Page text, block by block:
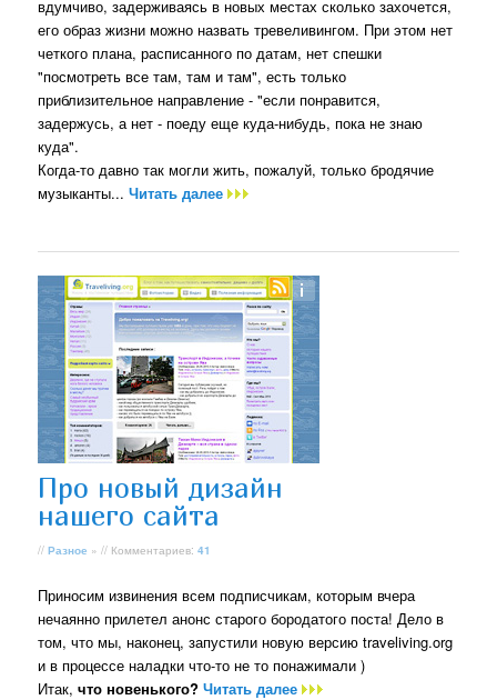
вдумчиво, задерживаясь в новых местах сколько захочется,
его образ жизни можно назвать тревеливингом. При этом нет
четкого плана, расписанного по датам, нет спешки
"посмотреть все там, там и там", есть только
приблизительное направление - "если понравится,
задержусь, а нет - поеду еще куда-нибудь, пока не знаю
куда".
Когда-то давно так могли жить, пожалуй, только бродячие
музыканты...Читать далее
Про новый дизайн
нашего сайта
//Разное » // Комментариев:41
Приносим извинения всем подписчикам, которым вчера
нечаянно прилетел анонс старого бородатого поста! Дело в
том, что мы, наконец, запустили новую версию traveliving.org
и в процессе наладки что-то не то понажимали )
Итак,что новенького? Читать далее